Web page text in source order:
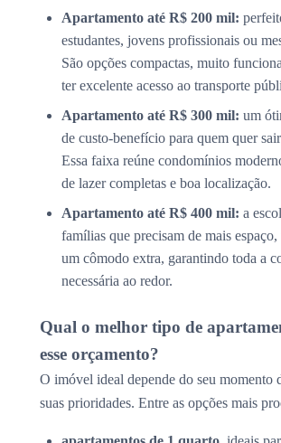
Apartamento até R$ 200 mil:
estudantes, jovens profissionais ou
São opções compactas, muito
ter excelente acesso ao transporte
Apartamento até R$ 300 mil: um
de custo-benefício para quem quer
Essa faixa reúne condomínios
de lazer completas e boa localização.
Apartamento até R$ 400 mil: a
famílias que precisam de mais
um cômodo extra, garantindo toda a
necessária ao redor.
Qual o melhor tipo de
esse orçamento?
O imóvel ideal depende do seu momento
suas prioridades. Entre as opções mais